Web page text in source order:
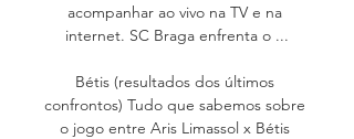
acompanhar ao vivo na TV e na
internet. SC Braga enfrenta o ...
Bétis (resultados dos últimos
confrontos) Tudo que sabemos sobre
o jogo entre Aris Limassol x Bétis